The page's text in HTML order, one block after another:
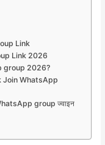
Link
Link 2026
group 2026?
Join WhatsApp
group ज्वाइन